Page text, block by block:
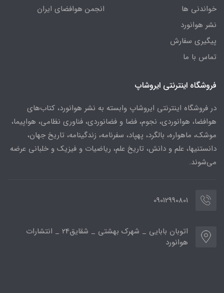
خواندنی ها
نشر هوانورد
پیگیری سفارش
تماس با ما
انجمن هوافضای ایران
فروشگاه اینترنتی ایروشاپ
در فروشگاه اینترنتی ایروشاپ وابسته به نشر هوانورد، کتاب‌های
هوافضا، هوانوردی، نجوم، فضا و فضانوردی، فناوری نظامی، هواپیما،
موشک، ماهواره، بالگرد، پهپاد، سفرنامه، زندگینامه، تاریخ جهان،
دانستنیها، علم و دانش، تاریخ علم، ریاضیات و فیزیک و خلبانی عرضه
می‌شوند.
09012990801
اتوبان بابایی _ شهرک بهشتی _ شقایق24 _ انتشارات
هوانورد